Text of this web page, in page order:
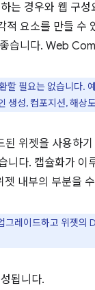
는 경우와 웹 구
요소를 만들 수
습니다. Web
할 필요는 없습니다.
생성, 컴포지션, 해상
위젯을 사용하
니다. 캡슐화가
내부의 부분을
그레이드하고 위젯
됩니다.